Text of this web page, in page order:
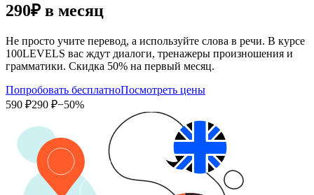
290₽ в месяц
Не просто учите перевод, а используйте слова в речи. В курсе
100LEVELS вас ждут диалоги, тренажеры произношения и
грамматики. Скидка 50% на первый месяц.
Попробовать бесплатноПосмотреть цены
590 ₽290 ₽−50%